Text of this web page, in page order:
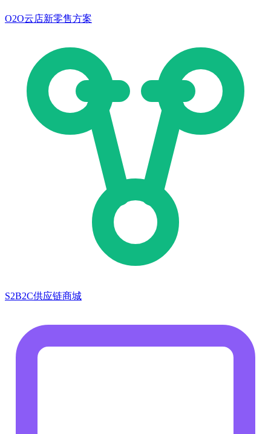
O2O云店新零售方案
S2B2C供应链商城